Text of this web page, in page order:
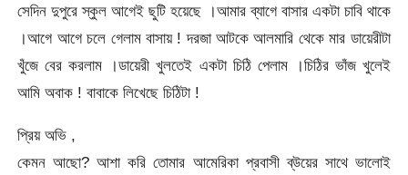
সেদিন দুপুরে স্কুল আগেই ছুটি হয়েছে ।আমার ব্যাগে বাসার একটা চাবি থাকে
।আগে আগে চলে গেলাম বাসায় ! দরজা আটকে আলমারি থেকে মার ডায়েরীটা
খুঁজে বের করলাম ।ডায়েরী খুলতেই একটা চিঠি পেলাম ।চিঠির ভাঁজ খুলেই
আমি অবাক ! বাবাকে লিখেছে চিঠিটা !
প্রিয় অভি ,
কেমন আছো? আশা করি তোমার আমেরিকা প্রবাসী ব্উয়ের সাথে ভালোই